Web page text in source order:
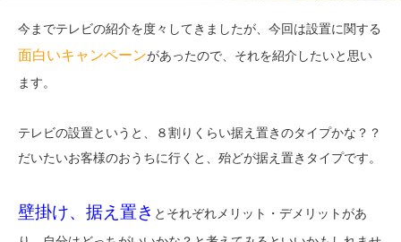
今までテレビの紹介を度々してきましたが、今回は設置に関する
面白いキャンペーンがあったので、それを紹介したいと思い
ます。
テレビの設置というと、８割りくらい据え置きのタイプかな？？
だいたいお客様のおうちに行くと、殆どが据え置きタイプです。
壁掛け、据え置き とそれぞれメリット・デメリットがあ